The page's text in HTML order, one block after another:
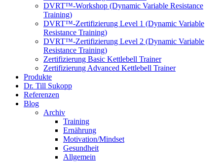
DVRT™-Workshop (Dynamic Variable Resistance
Training)
DVRT™-Zertifizierung Level 1 (Dynamic Variable
Resistance Training)
DVRT™-Zertifizierung Level 2 (Dynamic Variable
Resistance Training)
Zertifizierung Basic Kettlebell Trainer
Zertifizierung Advanced Kettlebell Trainer
Produkte
Dr. Till Sukopp
Referenzen
Blog
Archiv
Training
Ernährung
Motivation/Mindset
Gesundheit
Allgemein